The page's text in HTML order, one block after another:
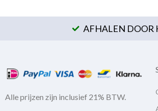
AFHALEN DOOR
Alle prijzen zijn inclusief 21% BTW.